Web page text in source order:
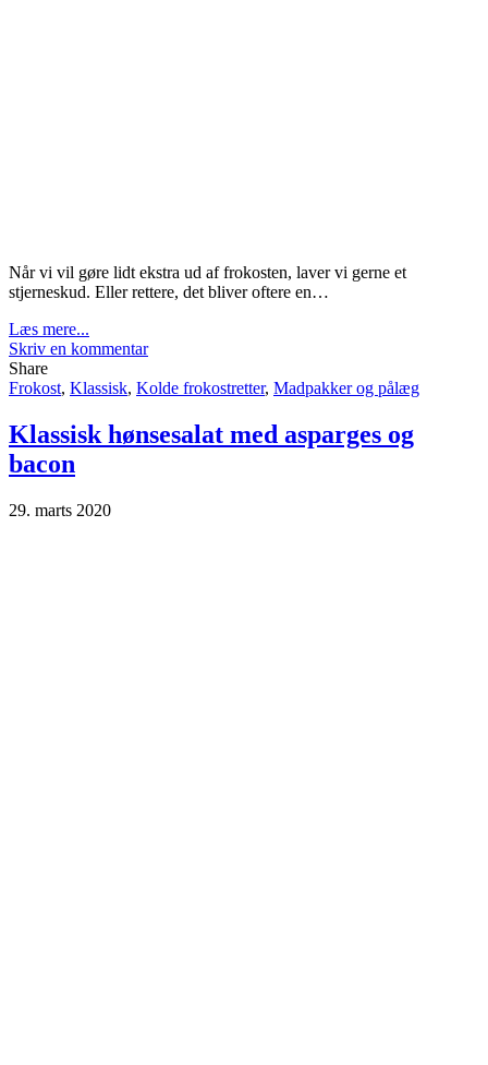
Når vi vil gøre lidt ekstra ud af frokosten, laver vi gerne et
stjerneskud. Eller rettere, det bliver oftere en…
Læs mere...
Skriv en kommentar
Share
Frokost, Klassisk, Kolde frokostretter, Madpakker og pålæg
Klassisk hønsesalat med asparges og
bacon
29. marts 2020